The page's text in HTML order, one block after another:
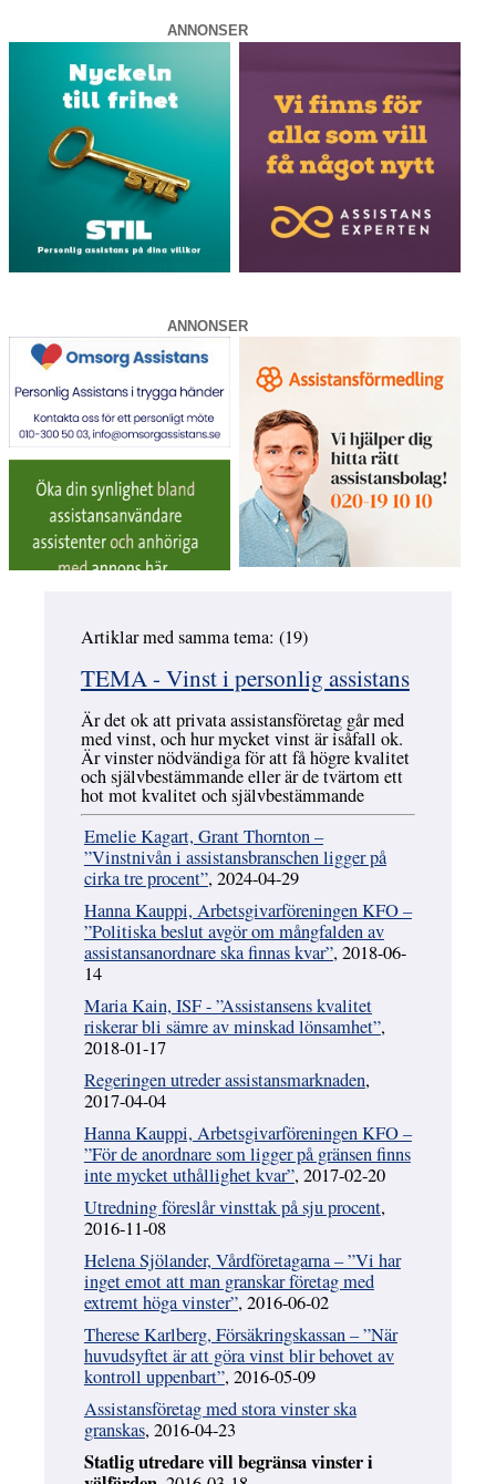
ANNONSER
ANNONSER
Artiklar med samma tema: (19)
TEMA - Vinst i personlig assistans
Är det ok att privata assistansföretag går med
med vinst, och hur mycket vinst är isåfall ok.
Är vinster nödvändiga för att få högre kvalitet
och självbestämmande eller är de tvärtom ett
hot mot kvalitet och självbestämmande
Emelie Kagart, Grant Thornton –
”Vinstnivån i assistansbranschen ligger på
cirka tre procent”, 2024-04-29
Hanna Kauppi, Arbetsgivarföreningen KFO –
”Politiska beslut avgör om mångfalden av
assistansanordnare ska finnas kvar”, 2018-06-
14
Maria Kain, ISF - ”Assistansens kvalitet
riskerar bli sämre av minskad lönsamhet”,
2018-01-17
Regeringen utreder assistansmarknaden,
2017-04-04
Hanna Kauppi, Arbetsgivarföreningen KFO –
”För de anordnare som ligger på gränsen finns
inte mycket uthållighet kvar”, 2017-02-20
Utredning föreslår vinsttak på sju procent,
2016-11-08
Helena Sjölander, Vårdföretagarna – ”Vi har
inget emot att man granskar företag med
extremt höga vinster”, 2016-06-02
Therese Karlberg, Försäkringskassan – ”När
huvudsyftet är att göra vinst blir behovet av
kontroll uppenbart”, 2016-05-09
Assistansföretag med stora vinster ska
granskas, 2016-04-23
Statlig utredare vill begränsa vinster i